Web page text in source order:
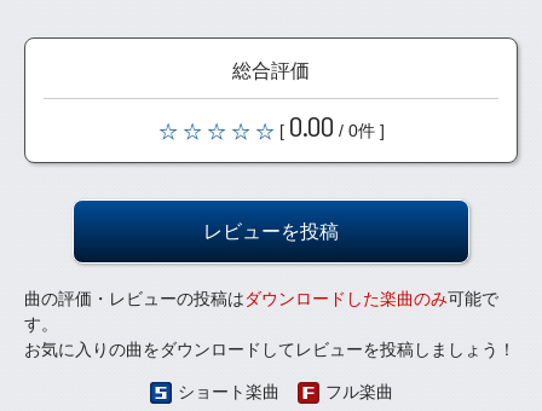
総合評価
[ 0.00 / 0件 ]
レビューを投稿
曲の評価・レビューの投稿はダウンロードした楽曲のみ可能で
す。
お気に入りの曲をダウンロードしてレビューを投稿しましょう！
ショート楽曲 フル楽曲